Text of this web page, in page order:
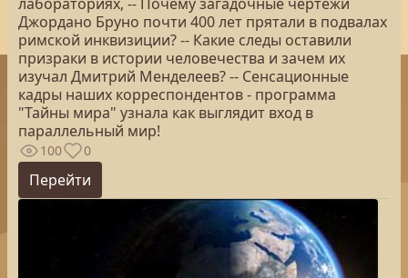
Джордано Бруно почти 400 лет прятали в подвалах
римской инквизиции? -- Какие следы оставили
призраки в истории человечества и зачем их
изучал Дмитрий Менделеев? -- Сенсационные
кадры наших корреспондентов - программа
"Тайны мира" узнала как выглядит вход в
параллельный мир!
100 0
Перейти